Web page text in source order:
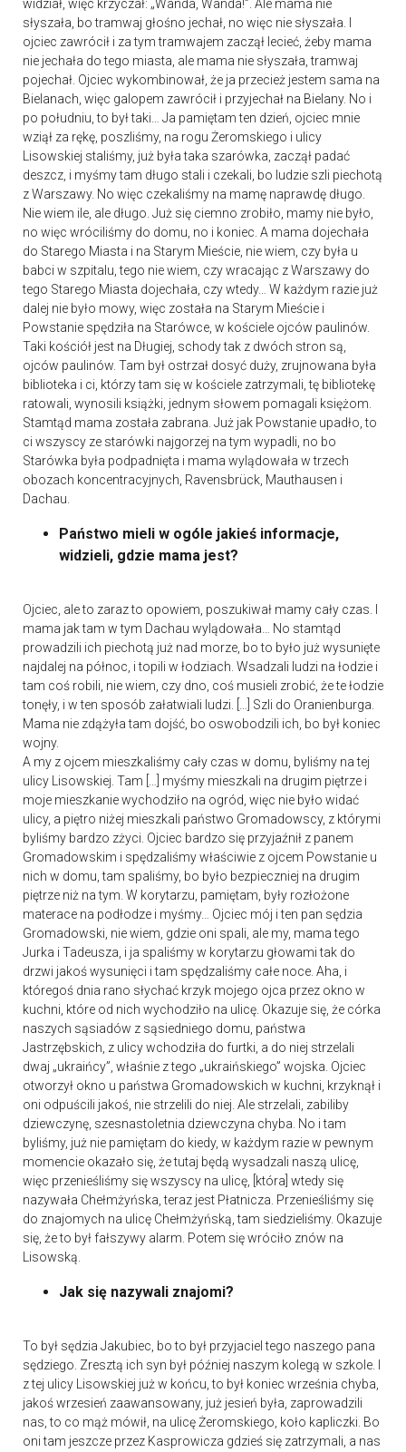
widział, więc krzyczał: „Wanda, Wanda!”. Ale mama nie
słyszała, bo tramwaj głośno jechał, no więc nie słyszała. I
ojciec zawrócił i za tym tramwajem zaczął lecieć, żeby mama
nie jechała do tego miasta, ale mama nie słyszała, tramwaj
pojechał. Ojciec wykombinował, że ja przecież jestem sama na
Bielanach, więc galopem zawrócił i przyjechał na Bielany. No i
po południu, to był taki… Ja pamiętam ten dzień, ojciec mnie
wziął za rękę, poszliśmy, na rogu Żeromskiego i ulicy
Lisowskiej staliśmy, już była taka szarówka, zaczął padać
deszcz, i myśmy tam długo stali i czekali, bo ludzie szli piechotą
z Warszawy. No więc czekaliśmy na mamę naprawdę długo.
Nie wiem ile, ale długo. Już się ciemno zrobiło, mamy nie było,
no więc wróciliśmy do domu, no i koniec. A mama dojechała
do Starego Miasta i na Starym Mieście, nie wiem, czy była u
babci w szpitalu, tego nie wiem, czy wracając z Warszawy do
tego Starego Miasta dojechała, czy wtedy… W każdym razie już
dalej nie było mowy, więc została na Starym Mieście i
Powstanie spędziła na Starówce, w kościele ojców paulinów.
Taki kościół jest na Długiej, schody tak z dwóch stron są,
ojców paulinów. Tam był ostrzał dosyć duży, zrujnowana była
biblioteka i ci, którzy tam się w kościele zatrzymali, tę bibliotekę
ratowali, wynosili książki, jednym słowem pomagali księżom.
Stamtąd mama została zabrana. Już jak Powstanie upadło, to
ci wszyscy ze starówki najgorzej na tym wypadli, no bo
Starówka była podpadnięta i mama wylądowała w trzech
obozach koncentracyjnych, Ravensbrück, Mauthausen i
Dachau.
Państwo mieli w ogóle jakieś informacje,
widzieli, gdzie mama jest?
Ojciec, ale to zaraz to opowiem, poszukiwał mamy cały czas. I
mama jak tam w tym Dachau wylądowała… No stamtąd
prowadzili ich piechotą już nad morze, bo to było już wysunięte
najdalej na północ, i topili w łodziach. Wsadzali ludzi na łodzie i
tam coś robili, nie wiem, czy dno, coś musieli zrobić, że te łodzie
tonęły, i w ten sposób załatwiali ludzi. […] Szli do Oranienburga.
Mama nie zdążyła tam dojść, bo oswobodzili ich, bo był koniec
wojny.
A my z ojcem mieszkaliśmy cały czas w domu, byliśmy na tej
ulicy Lisowskiej. Tam […] myśmy mieszkali na drugim piętrze i
moje mieszkanie wychodziło na ogród, więc nie było widać
ulicy, a piętro niżej mieszkali państwo Gromadowscy, z którymi
byliśmy bardzo zżyci. Ojciec bardzo się przyjaźnił z panem
Gromadowskim i spędzaliśmy właściwie z ojcem Powstanie u
nich w domu, tam spaliśmy, bo było bezpieczniej na drugim
piętrze niż na tym. W korytarzu, pamiętam, były rozłożone
materace na podłodze i myśmy… Ojciec mój i ten pan sędzia
Gromadowski, nie wiem, gdzie oni spali, ale my, mama tego
Jurka i Tadeusza, i ja spaliśmy w korytarzu głowami tak do
drzwi jakoś wysunięci i tam spędzaliśmy całe noce. Aha, i
któregoś dnia rano słychać krzyk mojego ojca przez okno w
kuchni, które od nich wychodziło na ulicę. Okazuje się, że córka
naszych sąsiadów z sąsiedniego domu, państwa
Jastrzębskich, z ulicy wchodziła do furtki, a do niej strzelali
dwaj „ukraińcy”, właśnie z tego „ukraińskiego” wojska. Ojciec
otworzył okno u państwa Gromadowskich w kuchni, krzyknął i
oni odpuścili jakoś, nie strzelili do niej. Ale strzelali, zabiliby
dziewczynę, szesnastoletnia dziewczyna chyba. No i tam
byliśmy, już nie pamiętam do kiedy, w każdym razie w pewnym
momencie okazało się, że tutaj będą wysadzali naszą ulicę,
więc przenieśliśmy się wszyscy na ulicę, [która] wtedy się
nazywała Chełmżyńska, teraz jest Płatnicza. Przenieśliśmy się
do znajomych na ulicę Chełmżyńską, tam siedzieliśmy. Okazuje
się, że to był fałszywy alarm. Potem się wróciło znów na
Lisowską.
Jak się nazywali znajomi?
To był sędzia Jakubiec, bo to był przyjaciel tego naszego pana
sędziego. Zresztą ich syn był później naszym kolegą w szkole. I
z tej ulicy Lisowskiej już w końcu, to był koniec września chyba,
jakoś wrzesień zaawansowany, już jesień była, zaprowadzili
nas, to co mąż mówił, na ulicę Żeromskiego, koło kapliczki. Bo
oni tam jeszcze przez Kasprowicza gdzieś się zatrzymali, a nas